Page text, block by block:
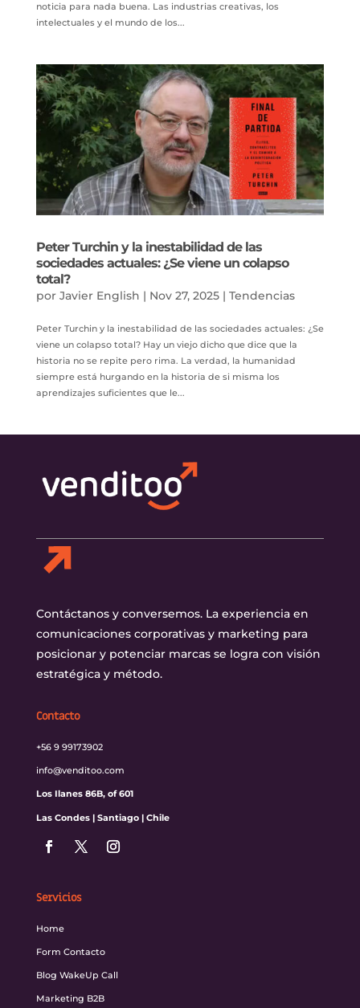
noticia para nada buena. Las industrias creativas, los
intelectuales y el mundo de los...
Peter Turchin y la inestabilidad de las
sociedades actuales: ¿Se viene un colapso
total?
por Javier English | Nov 27, 2025| Tendencias
Peter Turchin y la inestabilidad de las sociedades actuales: ¿Se
viene un colapso total? Hay un viejo dicho que dice que la
historia no se repite pero rima. La verdad, la humanidad
siempre está hurgando en la historia de si misma los
aprendizajes suficientes que le...
Contáctanos y conversemos. La experiencia en
comunicaciones corporativas y marketing para
posicionar y potenciar marcas se logra con visión
estratégica y método.
Contacto
+56 9 99173902
info@venditoo.com
Los Ilanes 86B, of 601
Las Condes | Santiago | Chile
Servicios
Home
Form Contacto
Blog WakeUp Call
Marketing B2B